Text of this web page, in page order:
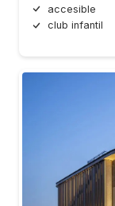
accesible
club infantil